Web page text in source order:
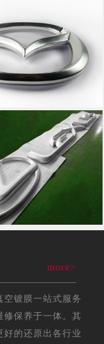
more>
空镀膜一站式服务
修保养于一体。其
好的还原出各行业